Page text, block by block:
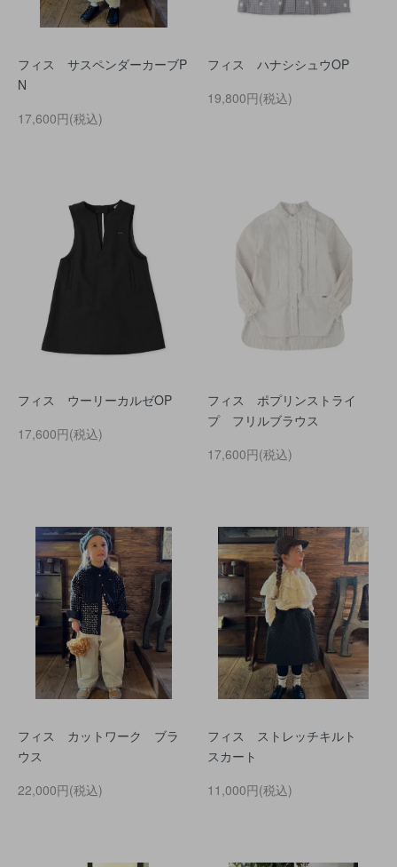
フィス サスペンダーカーブP
N
17,600円(税込)
フィス ハナシシュウOP
19,800円(税込)
フィス ウーリーカルゼOP
17,600円(税込)
フィス ポプリンストライ
プ フリルブラウス
17,600円(税込)
フィス カットワーク ブラ
ウス
22,000円(税込)
フィス ストレッチキルト
スカート
11,000円(税込)